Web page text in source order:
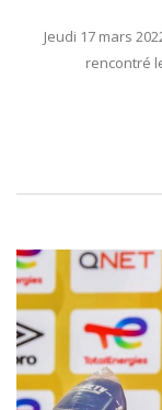
Jeudi 17 mars
rencontré